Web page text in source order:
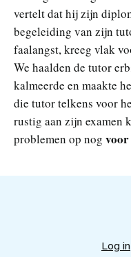
vertelt dat hij zijn
begeleiding van zijn
faalangst, kreeg vlak
We haalden de tutor
kalmeerde en maakte
die tutor telkens voor
rustig aan zijn examen
problemen op nog voor
Log in